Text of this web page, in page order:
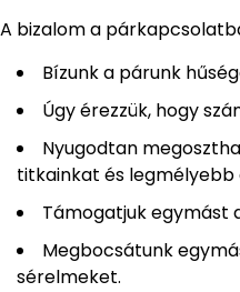
A bizalom a
Bízunk a párunk
Úgy érezzük, hogy
Nyugodtan
titkainkat és legmélyebb
Támogatjuk egymást
Megbocsátunk
sérelmeket.